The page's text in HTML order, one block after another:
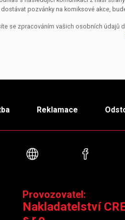
pozvánky na komiksové akce,
se zpracováním vašich osobních údajů
Reklamace
Webové stránky
Provozovatel:
Nakladatelství